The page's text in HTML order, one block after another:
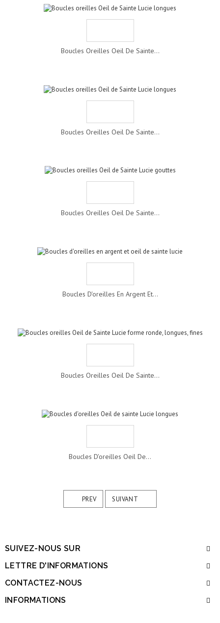
Boucles Oreilles Oeil De Sainte...
Boucles Oreilles Oeil De Sainte...
Boucles Oreilles Oeil De Sainte...
Boucles D'oreilles En Argent Et...
Boucles Oreilles Oeil De Sainte...
Boucles D'oreilles Oeil De...
PREV SUIVANT
SUIVEZ-NOUS SUR
LETTRE D'INFORMATIONS
CONTACTEZ-NOUS
INFORMATIONS